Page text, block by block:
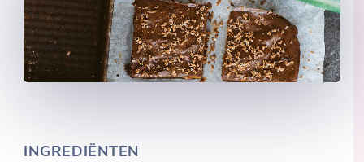
INGREDIËNTEN